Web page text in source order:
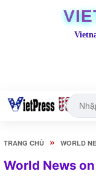
TRANG CHỦ » WORLD
World News